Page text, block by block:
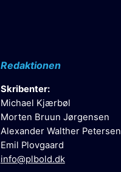
Redaktionen
Skribenter:
Michael Kjærbøl
Morten Bruun Jørgensen
Alexander Walther Petersen
Emil Plovgaard
info@plbold.dk